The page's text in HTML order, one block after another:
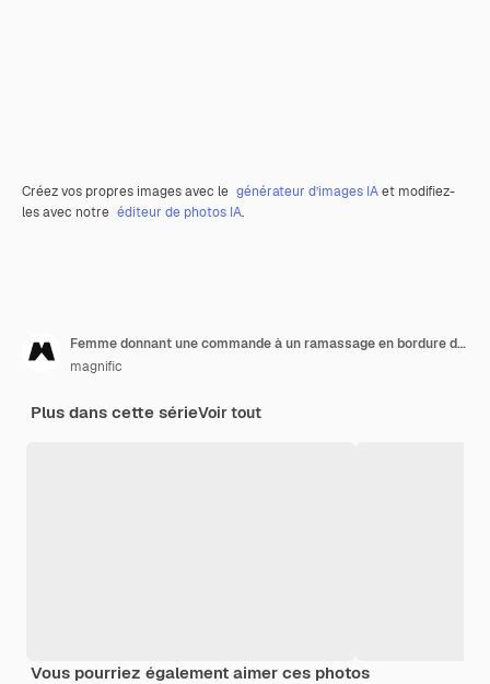
Créez vos propres images avec le générateur d’images IAet modifiez-
les avec notre éditeur de photos IA.
Femme donnant une commande à un ramassage en bordure de rue
magnific
Plus dans cette sérieVoir tout
Vous pourriez également aimer ces photos